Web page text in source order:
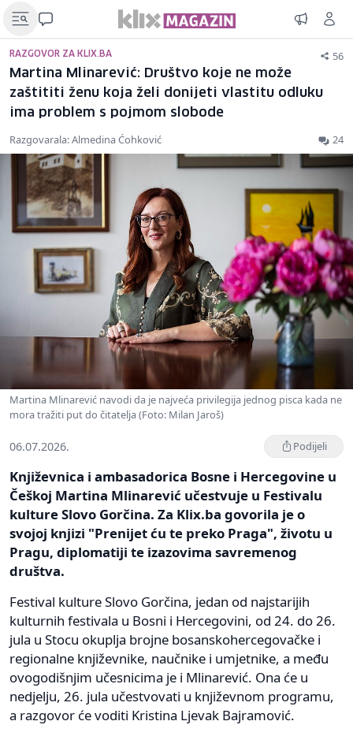
RAZGOVOR ZA KLIX.BA 56
Martina Mlinarević: Društvo koje ne može
zaštititi ženu koja želi donijeti vlastitu odluku
ima problem s pojmom slobode
Razgovarala: Almedina Ćohković 24
Martina Mlinarević navodi da je najveća privilegija jednog pisca kada ne
mora tražiti put do čitatelja (Foto: Milan Jaroš)
06.07.2026. Podijeli
Književnica i ambasadorica Bosne i Hercegovine u
Češkoj Martina Mlinarević učestvuje u Festivalu
kulture Slovo Gorčina. Za Klix.ba govorila je o
svojoj knjizi "Prenijet ću te preko Praga", životu u
Pragu, diplomatiji te izazovima savremenog
društva.
Festival kulture Slovo Gorčina, jedan od najstarijih
kulturnih festivala u Bosni i Hercegovini, od 24. do 26.
jula u Stocu okuplja brojne bosanskohercegovačke i
regionalne književnike, naučnike i umjetnike, a među
ovogodišnjim učesnicima je i Mlinarević. Ona će u
nedjelju, 26. jula učestvovati u književnom programu,
a razgovor će voditi Kristina Ljevak Bajramović.